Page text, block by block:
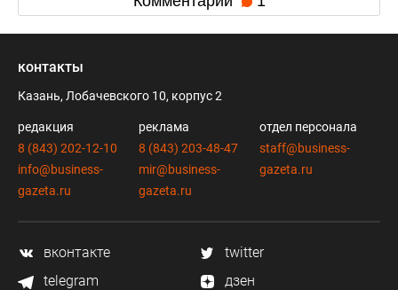
контакты
Казань, Лобачевского 10, корпус 2
редакция
8 (843) 202-12-10
info@business-
gazeta.ru
реклама
8 (843) 203-48-47
mir@business-
gazeta.ru
отдел персонала
staff@business-
gazeta.ru
вконтакте
twitter
telegram
дзен